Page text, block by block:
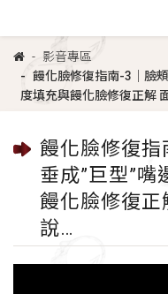
影音專區
饅化臉修復指南-3｜臉
度填充與饅化臉修復正解
饅化臉修復指
垂成”巨型”
饅化臉修復正
說…